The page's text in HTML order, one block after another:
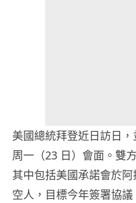
美國總統拜登近日訪日
周一（23 日）會面。雙
其中包括美國承諾會於
空人，目標今年簽署協議